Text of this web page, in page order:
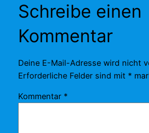
Schreibe einen
Kommentar
Deine E-Mail-Adresse wird nicht
Erforderliche Felder sind mit *
Kommentar *